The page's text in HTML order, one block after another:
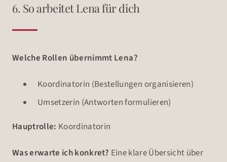
6. So arbeitet Lena für dich
Welche Rollen übernimmt Lena?
Koordinatorin (Bestellungen organisieren)
Umsetzerin (Antworten formulieren)
Hauptrolle: Koordinatorin
Was erwarte ich konkret? Eine klare Übersicht über